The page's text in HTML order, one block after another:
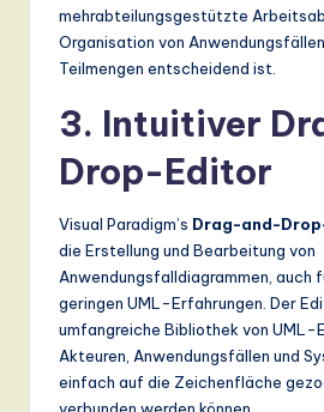
mehrabteilungsgestützte
Organisation von
Teilmengen entscheidend ist.
3. Intuitiver
Drop-Editor
Visual Paradigm’s Drag-and-
die Erstellung und Bearbeitung von
Anwendungsfalldiagrammen, auch
geringen UML-Erfahrungen. Der
umfangreiche Bibliothek von UML-
Akteuren, Anwendungsfällen und
einfach auf die Zeichenfläche
verbunden werden können.